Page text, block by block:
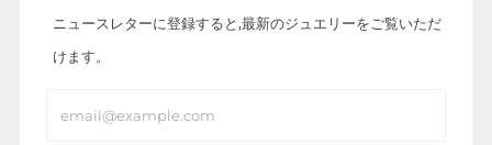
ニュースレターに登録すると,最新のジュエリーをご覧いただ
けます。